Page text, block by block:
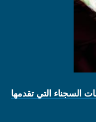
التي تقدمها